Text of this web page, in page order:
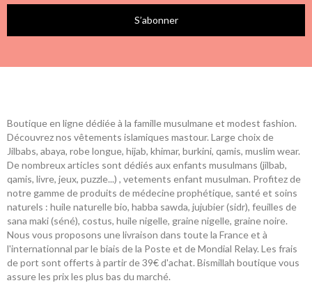
S’abonner
Boutique en ligne dédiée à la famille musulmane et modest fashion.
Découvrez nos vêtements islamiques mastour. Large choix de
Jilbabs, abaya, robe longue, hijab, khimar, burkini, qamis, muslim wear.
De nombreux articles sont dédiés aux enfants musulmans (jilbab,
qamis, livre, jeux, puzzle...) , vetements enfant musulman. Profitez de
notre gamme de produits de médecine prophétique, santé et soins
naturels : huile naturelle bio, habba sawda, jujubier (sidr), feuilles de
sana maki (séné), costus, huile nigelle, graine nigelle, graine noire.
Nous vous proposons une livraison dans toute la France et à
l'internationnal par le biais de la Poste et de Mondial Relay. Les frais
de port sont offerts à partir de 39€ d'achat. Bismillah boutique vous
assure les prix les plus bas du marché.